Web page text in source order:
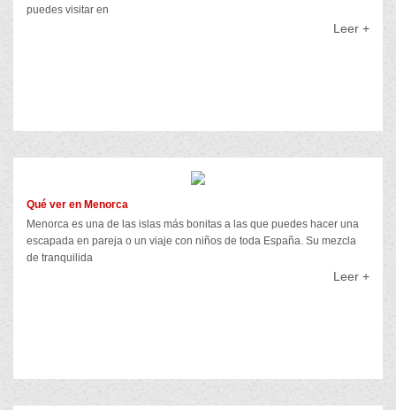
puedes visitar en
Leer +
Qué ver en Menorca
Menorca es una de las islas más bonitas a las que puedes hacer una
escapada en pareja o un viaje con niños de toda España. Su mezcla
de tranquilida
Leer +